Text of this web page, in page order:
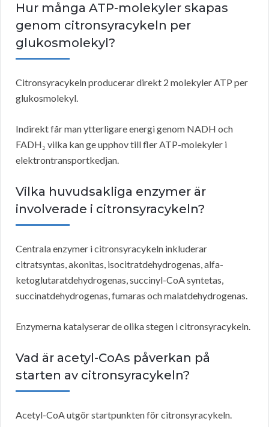
Hur många ATP-molekyler skapas
genom citronsyracykeln per
glukosmolekyl?
Citronsyracykeln producerar direkt 2 molekyler ATP per
glukosmolekyl.
Indirekt får man ytterligare energi genom NADH och
FADH₂ vilka kan ge upphov till fler ATP-molekyler i
elektrontransportkedjan.
Vilka huvudsakliga enzymer är
involverade i citronsyracykeln?
Centrala enzymer i citronsyracykeln inkluderar
citratsyntas, akonitas, isocitratdehydrogenas, alfa-
ketoglutaratdehydrogenas, succinyl-CoA syntetas,
succinatdehydrogenas, fumaras och malatdehydrogenas.
Enzymerna katalyserar de olika stegen i citronsyracykeln.
Vad är acetyl-CoAs påverkan på
starten av citronsyracykeln?
Acetyl-CoA utgör startpunkten för citronsyracykeln.